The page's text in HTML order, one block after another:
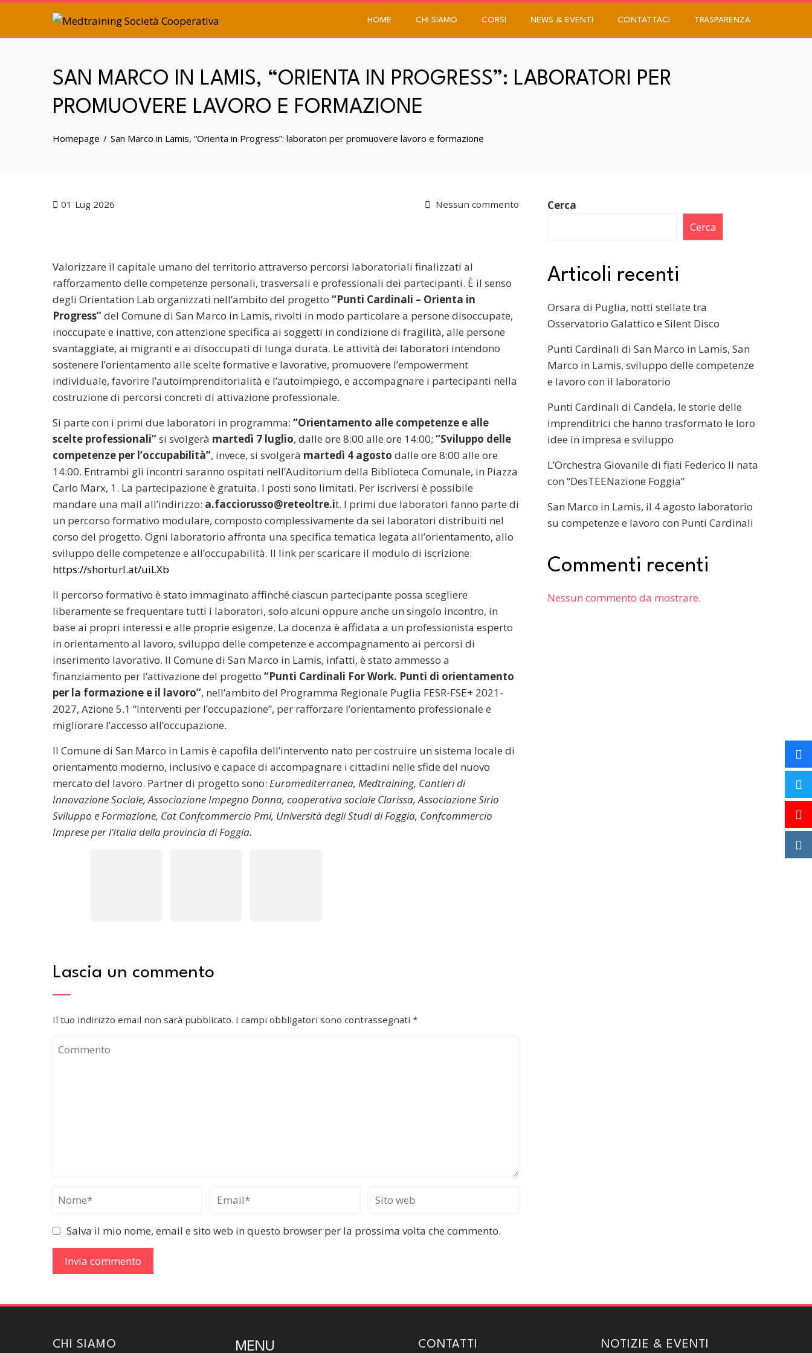
HOME CHI SIAMO CORSI NEWS & EVENTI CONTATTACI TRASPARENZA
SAN MARCO IN LAMIS, “ORIENTA IN PROGRESS”: LABORATORI PER
PROMUOVERE LAVORO E FORMAZIONE
Homepage San Marco in Lamis, “Orienta in Progress”: laboratori per promuovere lavoro e formazione
01 Lug 2026 Nessun commento
Valorizzare il capitale umano del territorio attraverso percorsi laboratoriali finalizzati al
rafforzamento delle competenze personali, trasversali e professionali dei partecipanti. È il senso
degli Orientation Lab organizzati nell’ambito del progetto “Punti Cardinali – Orienta in
Progress”del Comune di San Marco in Lamis, rivolti in modo particolare a persone disoccupate,
inoccupate e inattive, con attenzione specifica ai soggetti in condizione di fragilità, alle persone
svantaggiate, ai migranti e ai disoccupati di lunga durata. Le attività dei laboratori intendono
sostenere l’orientamento alle scelte formative e lavorative, promuovere l’empowerment
individuale, favorire l’autoimprenditorialità e l’autoimpiego, e accompagnare i partecipanti nella
costruzione di percorsi concreti di attivazione professionale.
Si parte con i primi due laboratori in programma: “Orientamento alle competenze e alle
scelte professionali”si svolgerà martedì 7 luglio, dalle ore 8:00 alle ore 14:00; “Sviluppo delle
competenze per l’occupabilità”, invece, si svolgerà martedì 4 agosto dalle ore 8:00 alle ore
14:00. Entrambi gli incontri saranno ospitati nell’Auditorium della Biblioteca Comunale, in Piazza
Carlo Marx, 1. La partecipazione è gratuita. I posti sono limitati. Per iscriversi è possibile
mandare una mail all’indirizzo: a.facciorusso@reteoltre.it. I primi due laboratori fanno parte di
un percorso formativo modulare, composto complessivamente da sei laboratori distribuiti nel
corso del progetto. Ogni laboratorio affronta una specifica tematica legata all’orientamento, allo
sviluppo delle competenze e all’occupabilità. Il link per scaricare il modulo di iscrizione:
https://shorturl.at/uiLXb
Il percorso formativo è stato immaginato affinché ciascun partecipante possa scegliere
liberamente se frequentare tutti i laboratori, solo alcuni oppure anche un singolo incontro, in
base ai propri interessi e alle proprie esigenze. La docenza è affidata a un professionista esperto
in orientamento al lavoro, sviluppo delle competenze e accompagnamento ai percorsi di
inserimento lavorativo. Il Comune di San Marco in Lamis, infatti, è stato ammesso a
finanziamento per l’attivazione del progetto “Punti Cardinali For Work. Punti di orientamento
per la formazione e il lavoro”, nell’ambito del Programma Regionale Puglia FESR-FSE+ 2021-
2027, Azione 5.1 “Interventi per l’occupazione”, per rafforzare l’orientamento professionale e
migliorare l’accesso all’occupazione.
Il Comune di San Marco in Lamis è capofila dell’intervento nato per costruire un sistema locale di
orientamento moderno, inclusivo e capace di accompagnare i cittadini nelle sfide del nuovo
mercato del lavoro. Partner di progetto sono: Euromediterranea, Medtraining, Cantieri di
Innovazione Sociale, Associazione Impegno Donna, cooperativa sociale Clarissa, Associazione Sirio
Sviluppo e Formazione, Cat Confcommercio Pmi, Università degli Studi di Foggia, Confcommercio
Imprese per l’Italia della provincia di Foggia.
Lascia un commento
Il tuo indirizzo email non sarà pubblicato. I campi obbligatori sono contrassegnati *
Salva il mio nome, email e sito web in questo browser per la prossima volta che commento.
Cerca
Cerca
Articoli recenti
Orsara di Puglia, notti stellate tra
Osservatorio Galattico e Silent Disco
Punti Cardinali di San Marco in Lamis, San
Marco in Lamis, sviluppo delle competenze
e lavoro con il laboratorio
Punti Cardinali di Candela, le storie delle
imprenditrici che hanno trasformato le loro
idee in impresa e sviluppo
L’Orchestra Giovanile di fiati Federico II nata
con “DesTEENazione Foggia”
San Marco in Lamis, il 4 agosto laboratorio
su competenze e lavoro con Punti Cardinali
Commenti recenti
Nessun commento da mostrare.
CHI SIAMO MENU CONTATTI NOTIZIE & EVENTI